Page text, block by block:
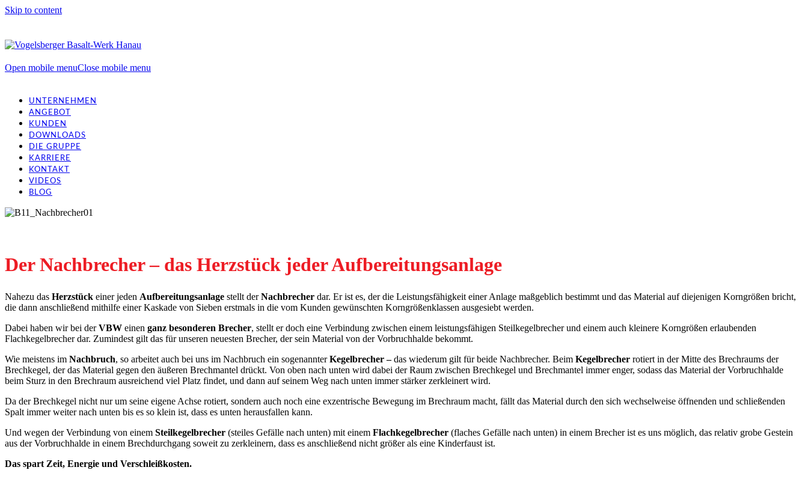
Skip to content
Open mobile menuClose mobile menu
UNTERNEHMEN
ANGEBOT
KUNDEN
DOWNLOADS
DIE GRUPPE
KARRIERE
KONTAKT
VIDEOS
BLOG
Der Nachbrecher – das Herzstück jeder Aufbereitungsanlage
Nahezu das Herzstück einer jeden Aufbereitungsanlage stellt derNachbrecher dar. Er ist es, der die Leistungsfähigkeit einer Anlage maßgeblich bestimmt und das Material auf diejenigen Korngrößen bricht,
die dann anschließend mithilfe einer Kaskade von Sieben erstmals in die vom Kunden gewünschten Korngrößenklassen ausgesiebt werden.
Dabei haben wir bei derVBW einen ganz besonderen Brecher, stellt er doch eine Verbindung zwischen einem leistungsfähigen Steilkegelbrecher und einem auch kleinere Korngrößen erlaubenden
Flachkegelbrecher dar. Zumindest gilt das für unseren neuesten Brecher, der sein Material von der Vorbruchhalde bekommt.
Wie meistens im Nachbruch, so arbeitet auch bei uns im Nachbruch ein sogenannterKegelbrecher –das wiederum gilt für beide Nachbrecher. Beim Kegelbrecher rotiert in der Mitte des Brechraums der
Brechkegel, der das Material gegen den äußeren Brechmantel drückt. Von oben nach unten wird dabei der Raum zwischen Brechkegel und Brechmantel immer enger, sodass das Material der Vorbruchhalde
beim Sturz in den Brechraum ausreichend viel Platz findet, und dann auf seinem Weg nach unten immer stärker zerkleinert wird.
Da der Brechkegel nicht nur um seine eigene Achse rotiert, sondern auch noch eine exzentrische Bewegung im Brechraum macht, fällt das Material durch den sich wechselweise öffnenden und schließenden
Spalt immer weiter nach unten bis es so klein ist, dass es unten herausfallen kann.
Und wegen der Verbindung von einem Steilkegelbrecher (steiles Gefälle nach unten) mit einem Flachkegelbrecher (flaches Gefälle nach unten) in einem Brecher ist es uns möglich, das relativ grobe Gestein
aus der Vorbruchhalde in einem Brechdurchgang soweit zu zerkleinern, dass es anschließend nicht größer als eine Kinderfaust ist.
Das spart Zeit, Energie und Verschleißkosten.